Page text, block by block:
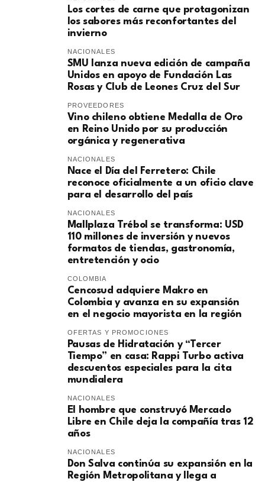
Los cortes de carne que protagonizan
los sabores más reconfortantes del
invierno
NACIONALES
SMU lanza nueva edición de campaña
Unidos en apoyo de Fundación Las
Rosas y Club de Leones Cruz del Sur
PROVEEDORES
Vino chileno obtiene Medalla de Oro
en Reino Unido por su producción
orgánica y regenerativa
NACIONALES
Nace el Día del Ferretero: Chile
reconoce oficialmente a un oficio clave
para el desarrollo del país
NACIONALES
Mallplaza Trébol se transforma: USD
110 millones de inversión y nuevos
formatos de tiendas, gastronomía,
entretención y ocio
COLOMBIA
Cencosud adquiere Makro en
Colombia y avanza en su expansión
en el negocio mayorista en la región
OFERTAS Y PROMOCIONES
Pausas de Hidratación y “Tercer
Tiempo” en casa: Rappi Turbo activa
descuentos especiales para la cita
mundialera
NACIONALES
El hombre que construyó Mercado
Libre en Chile deja la compañía tras 12
años
NACIONALES
Don Salva continúa su expansión en la
Región Metropolitana y llega a